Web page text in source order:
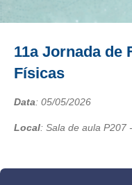
11a Jornada de
Físicas
Data: 05/05/2026
Local: Sala de aula P207